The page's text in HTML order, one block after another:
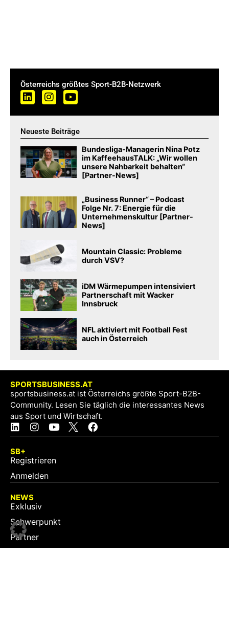
Österreichs größtes Sport-B2B-Netzwerk
Neueste Beiträge
Bundesliga-Managerin Nina Potz
im KaffeehausTALK: „Wir wollen
unsere Nahbarkeit behalten“
[Partner-News]
„Business Runner“ – Podcast
Folge Nr. 7: Energie für die
Unternehmenskultur [Partner-
News]
Mountain Classic: Probleme
durch VSV?
iDM Wärmepumpen intensiviert
Partnerschaft mit Wacker
Innsbruck
NFL aktiviert mit Football Fest
auch in Österreich
SPORTSBUSINESS.AT
sportsbusiness.at ist Österreichs größte Sport-B2B-
Community. Lesen Sie täglich die interessantes News
aus Sport und Wirtschaft.
SB+
Registrieren
Anmelden
NEWS
Exklusiv
Schwerpunkt
Partner